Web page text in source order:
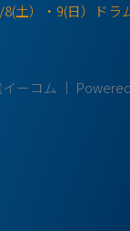
土）・9(日）ドラ
ーコム ｜ Powered